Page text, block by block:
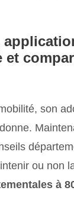
et
son
ou non
à